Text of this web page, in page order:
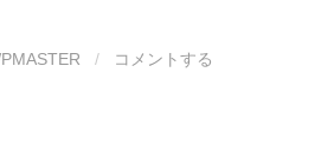
/ コメントする